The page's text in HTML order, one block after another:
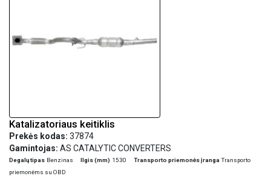
Katalizatoriaus keitiklis
Prekės kodas: 37874
Gamintojas: AS CATALYTIC CONVERTERS
Degalų tipas Benzinas Ilgis (mm) 1530 Transporto priemonės įranga Transporto
priemonėms su OBD